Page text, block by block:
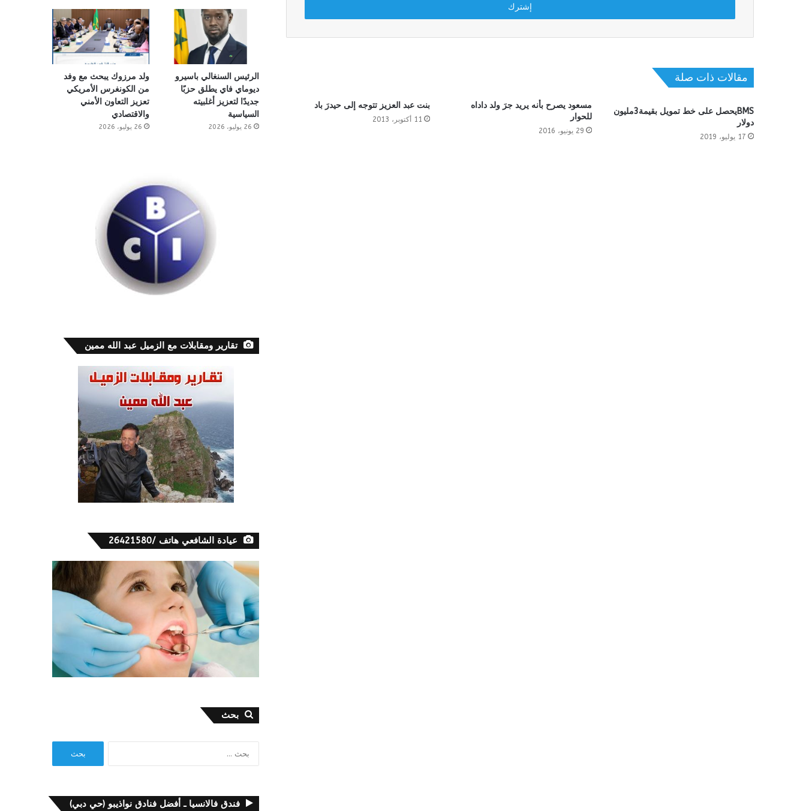
مقالات ذات صلة
BMSيحصل على خط تمويل بقيمة3مليون
دولار
17 يوليو، 2019
مسعود يصرح بأنه يريد جرَ ولد داداه
للحوار
29 يونيو، 2016
بنت عبد العزيز تتوجه إلى حيدرَ باد
11 أكتوبر، 2013
الرئيس السنغالي باسيرو
ديوماي فاي يطلق حزبًا
جديدًا لتعزيز أغلبيته
السياسية
26 يوليو، 2026
ولد مرزوك يبحث مع وفد
من الكونغرس الأمريكي
تعزيز التعاون الأمني
والاقتصادي
26 يوليو، 2026
تقارير ومقابلات مع الزميل عبد الله ممين
عيادة الشافعي هاتف /26421580
بحث
فندق فالانسيا ـ أفضل فنادق نواذيبو (حي دبي)